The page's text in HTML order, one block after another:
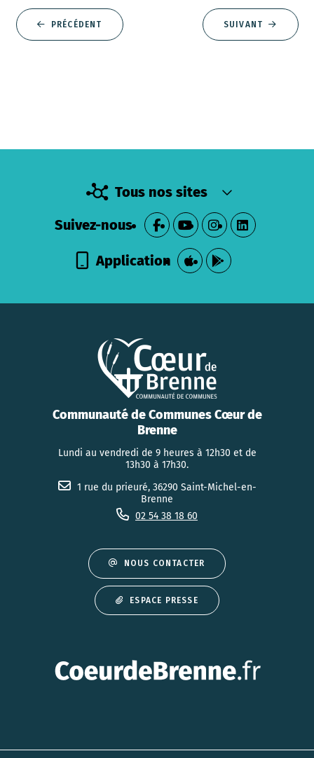
PRÉCÉDENT SUIVANT
Tous nos sites
Suivez-nous
Application
Communauté de Communes Cœur de
Brenne
Lundi au vendredi de 9 heures à 12h30 et de
13h30 à 17h30.
1 rue du prieuré, 36290 Saint-Michel-en-
Brenne
02 54 38 18 60
NOUS CONTACTER
ESPACE PRESSE